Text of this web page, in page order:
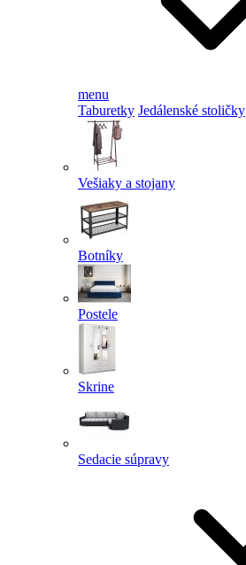
menu
Taburetky Jedálenské stoličky
Vešiaky a stojany
Botníky
Postele
Skrine
Sedacie súpravy